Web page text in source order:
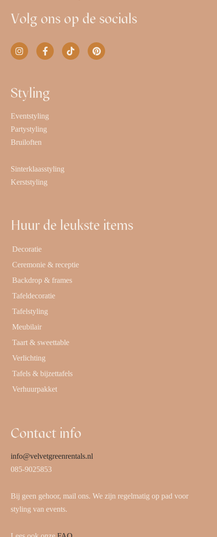
Volg ons op de socials
Styling
Eventstyling
Partystyling
Bruiloften
Sinterklaasstyling
Kerststyling
Huur de leukste items
Decoratie
Ceremonie & receptie
Backdrop & frames
Tafeldecoratie
Tafelstyling
Meubilair
Taart & sweettable
Verlichting
Tafels & bijzettafels
Verhuurpakket
Contact info
info@velvetgreenrentals.nl
085-9025853
Bij geen gehoor, mail ons. We zijn regelmatig op pad voor
styling van events.